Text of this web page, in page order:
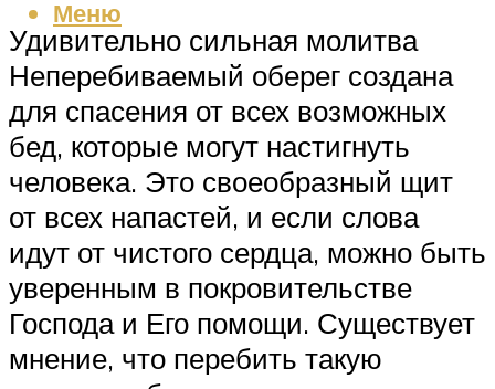
Меню
Удивительно сильная молитва
Неперебиваемый оберег создана
для спасения от всех возможных
бед, которые могут настигнуть
человека. Это своеобразный щит
от всех напастей, и если слова
идут от чистого сердца, можно быть
уверенным в покровительстве
Господа и Его помощи. Существует
мнение, что перебить такую